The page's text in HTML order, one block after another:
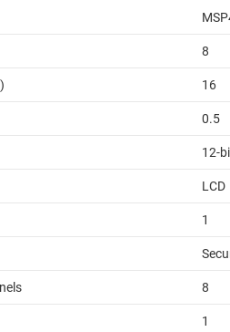
8
16
0.5
12-
LCD
1
8
1